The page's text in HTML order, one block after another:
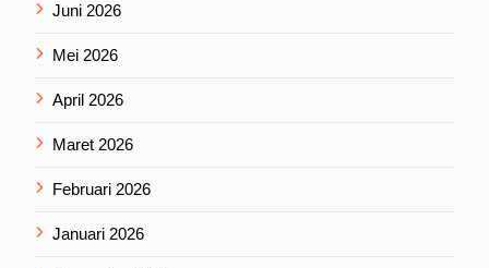
Juni 2026
Mei 2026
April 2026
Maret 2026
Februari 2026
Januari 2026